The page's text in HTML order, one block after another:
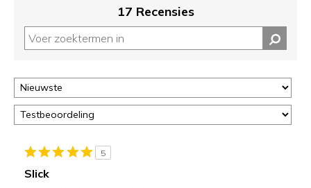
migratie
controleren
deze
page
of
door
href="javascript:location.href=location.pathname;">hier</a>
page
17 Recensies
5
Slick